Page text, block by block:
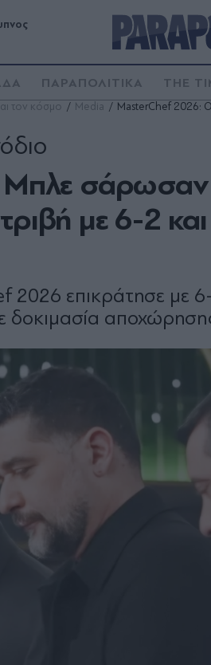
ΠΑΡΑΠΟΛΙΤΙΚΑ THE
τον κόσμο Media MasterChef 2026:
σάρωσαν
με 6-2
επικράτησε με
δοκιμασία